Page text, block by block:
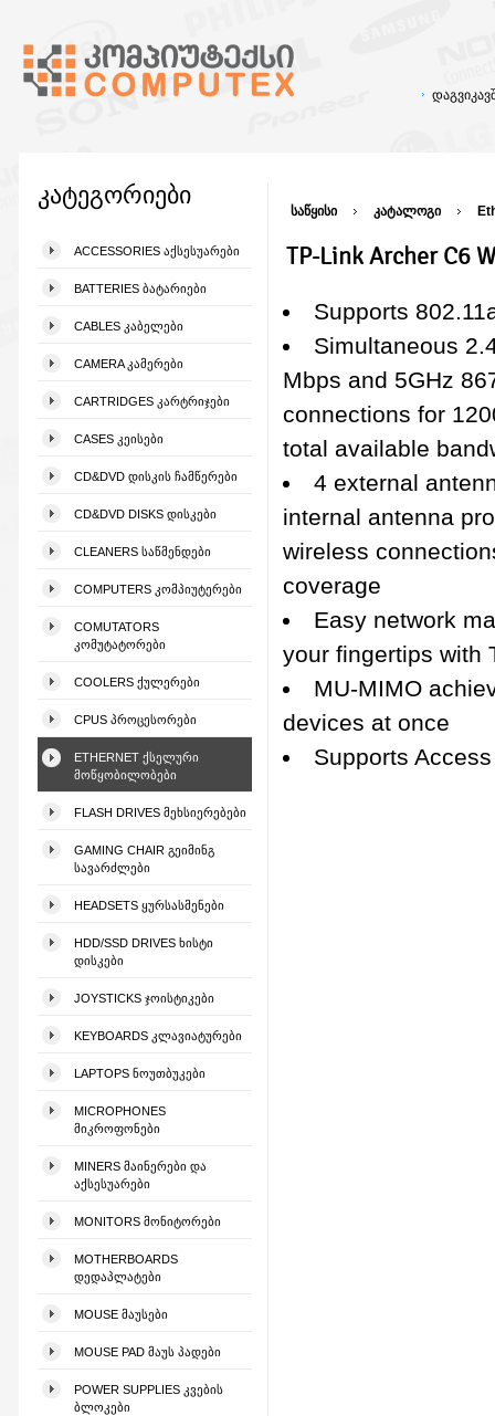
კატეგორიები
ACCESSORIES ᲐᲥᲡᲔᲡᲣᲐᲠᲔᲑᲘ
BATTERIES ᲑᲐᲢᲐᲠᲘᲔᲑᲘ
CABLES ᲙᲐᲑᲔᲚᲔᲑᲘ
CAMERA ᲙᲐᲛᲔᲠᲔᲑᲘ
CARTRIDGES ᲙᲐᲠᲢᲠᲘᲯᲔᲑᲘ
CASES ᲙᲔᲘᲡᲔᲑᲘ
CD&DVD ᲓᲘᲡᲙᲘᲡ ᲩᲐᲛᲬᲔᲠᲔᲑᲘ
CD&DVD DISKS ᲓᲘᲡᲙᲔᲑᲘ
CLEANERS ᲡᲐᲬᲛᲔᲜᲓᲔᲑᲘ
COMPUTERS ᲙᲝᲛᲞᲘᲣᲢᲔᲠᲔᲑᲘ
COMUTATORS
ᲙᲝᲛᲣᲢᲐᲢᲝᲠᲔᲑᲘ
COOLERS ᲥᲣᲚᲔᲠᲔᲑᲘ
CPUS ᲞᲠᲝᲪᲔᲡᲝᲠᲔᲑᲘ
ETHERNET ᲥᲡᲔᲚᲣᲠᲘ
ᲛᲝᲬᲧᲝᲑᲘᲚᲝᲑᲔᲑᲘ
FLASH DRIVES ᲛᲔᲮᲡᲘᲔᲠᲔᲑᲔᲑᲘ
GAMING CHAIR ᲒᲔᲘᲛᲘᲜᲒ
ᲡᲐᲕᲐᲠᲫᲚᲔᲑᲘ
HEADSETS ᲧᲣᲠᲡᲐᲡᲛᲔᲜᲔᲑᲘ
HDD/SSD DRIVES ᲮᲘᲡᲢᲘ
ᲓᲘᲡᲙᲔᲑᲘ
JOYSTICKS ᲯᲝᲘᲡᲢᲘᲙᲔᲑᲘ
KEYBOARDS ᲙᲚᲐᲕᲘᲐᲢᲣᲠᲔᲑᲘ
LAPTOPS ᲜᲝᲣᲗᲑᲣᲙᲔᲑᲘ
MICROPHONES
ᲛᲘᲙᲠᲝᲤᲝᲜᲔᲑᲘ
MINERS ᲛᲐᲘᲜᲔᲠᲔᲑᲘ ᲓᲐ
ᲐᲥᲡᲔᲡᲣᲐᲠᲔᲑᲘ
MONITORS ᲛᲝᲜᲘᲢᲝᲠᲔᲑᲘ
MOTHERBOARDS
ᲓᲔᲓᲐᲞᲚᲐᲢᲔᲑᲘ
MOUSE ᲛᲐᲣᲡᲔᲑᲘ
MOUSE PAD ᲛᲐᲣᲡ ᲞᲐᲓᲔᲑᲘ
POWER SUPPLIES ᲙᲕᲔᲑᲘᲡ
ᲑᲚᲝᲙᲔᲑᲘ
საწყისი კატალოგი
TP-Link Archer C6
Supports
Simultaneous
Mbps and 5GHz
connections for
total available
4 external
internal antenna
wireless
coverage
Easy network
your fingertips with
MU-MIMO
devices at once
Supports